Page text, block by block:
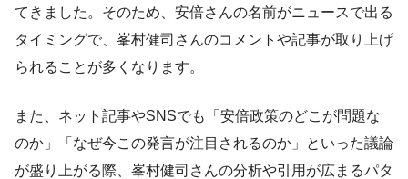
てきました。そのため、安倍さんの名前がニュースで出る
タイミングで、峯村健司さんのコメントや記事が取り上げ
られることが多くなります。
また、ネット記事やSNSでも「安倍政策のどこが問題な
のか」「なぜ今この発言が注目されるのか」といった議論
が盛り上がる際、峯村健司さんの分析や引用が広まるパタ